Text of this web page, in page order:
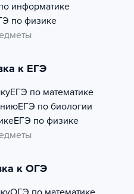
информатике
по физике
к ЕГЭ
ЕГЭ по математике
ЕГЭ по биологии
ЕГЭ по физике
к ОГЭ